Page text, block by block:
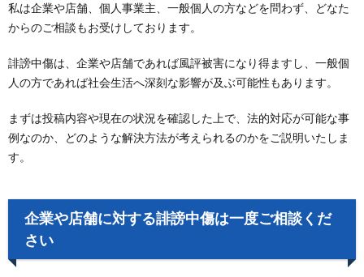
私は企業や店舗、個人事業主、一般個人の方などを問わず、どなた
からのご相談もお受けしております。
誹謗中傷は、企業や店舗であれば風評被害になり得ますし、一般個
人の方であれば社会生活へ深刻な影響が及ぶ可能性もあります。
まずは投稿内容や現在の状況を確認した上で、法的対応が可能な事
例なのか、どのような解決方法が考えられるのかをご説明いたしま
す。
企業や店舗に対する誹謗中傷は一度ご相談くだ
さい